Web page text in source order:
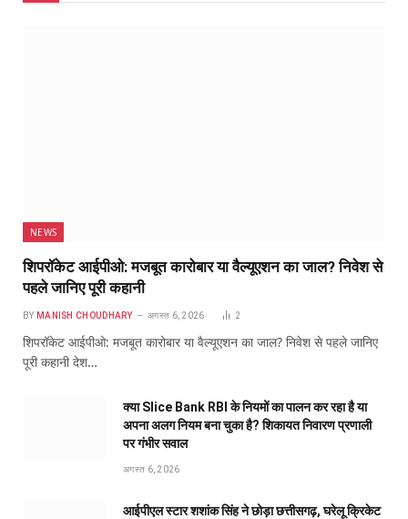
NEWS
शिपरॉकेट आईपीओ: मजबूत कारोबार या वैल्यूएशन का जाल? निवेश से
पहले जानिए पूरी कहानी
BY MANISH CHOUDHARY अगस्त 6, 2026 2
शिपरॉकेट आईपीओ: मजबूत कारोबार या वैल्यूएशन का जाल? निवेश से पहले जानिए
पूरी कहानी देश…
क्या Slice Bank RBI के नियमों का पालन कर रहा है या
अपना अलग नियम बना चुका है? शिकायत निवारण प्रणाली
पर गंभीर सवाल
अगस्त 6, 2026
आईपीएल स्टार शशांक सिंह ने छोड़ा छत्तीसगढ़, घरेलू क्रिकेट